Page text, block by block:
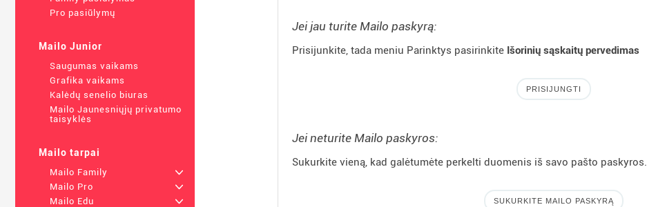
Pro pasiūlymų
Mailo Junior
Saugumas vaikams
Grafika vaikams
Kalėdų senelio biuras
Mailo Jaunesniųjų privatumo
taisyklės
Mailo tarpai
Mailo Family
+
Mailo Pro
+
Mailo Edu
+
Jei jau turite Mailo paskyrą:
Prisijunkite, tada meniu Parinktys pasirinkite Išorinių sąskaitų pervedimas
PRISIJUNGTI
Jei neturite Mailo paskyros:
Sukurkite vieną, kad galėtumėte perkelti duomenis iš savo pašto paskyros.
SUKURKITE MAILO PASKYRĄ